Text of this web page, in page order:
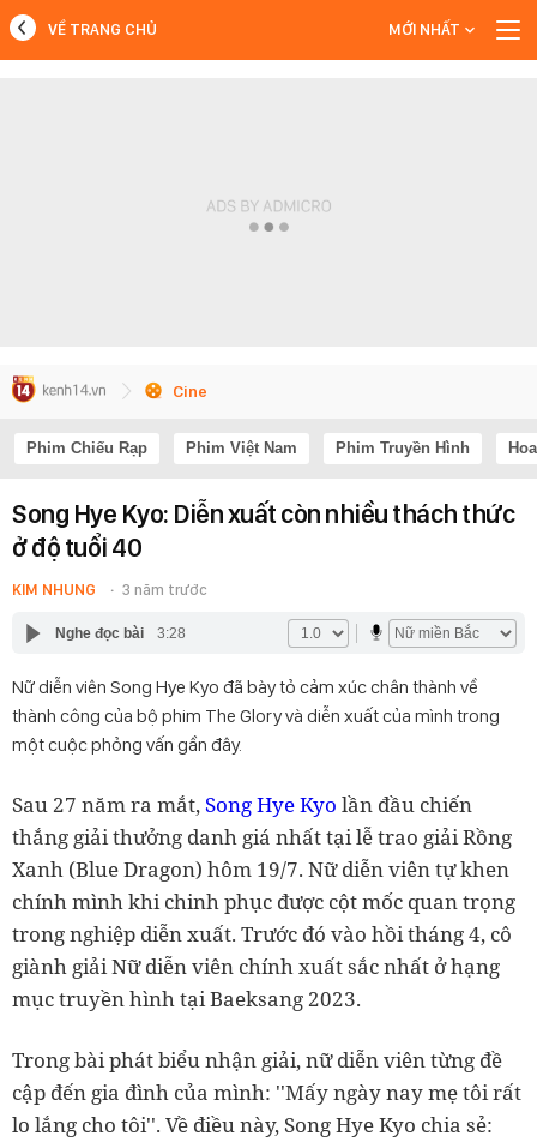
VỀ TRANG CHỦ MỚI NHẤT
Cine
Phim Chiếu Rạp Phim Việt Nam Phim Truyền Hình
Song Hye Kyo: Diễn xuất còn nhiều thách thức
ở độ tuổi 40
KIM NHUNG 3 năm trước
Nghe đọc bài 3:28
Nữ diễn viên Song Hye Kyo đã bày tỏ cảm xúc chân thành về
thành công của bộ phim The Glory và diễn xuất của mình trong
một cuộc phỏng vấn gần đây.
Sau 27 năm ra mắt,Song Hye Kyo lần đầu chiến
thắng giải thưởng danh giá nhất tại lễ trao giải Rồng
Xanh (Blue Dragon) hôm 19/7. Nữ diễn viên tự khen
chính mình khi chinh phục được cột mốc quan trọng
trong nghiệp diễn xuất. Trước đó vào hồi tháng 4, cô
giành giải Nữ diễn viên chính xuất sắc nhất ở hạng
mục truyền hình tại Baeksang 2023.
Trong bài phát biểu nhận giải, nữ diễn viên từng đề
cập đến gia đình của mình: ''Mấy ngày nay mẹ tôi rất
lo lắng cho tôi''. Về điều này, Song Hye Kyo chia sẻ: